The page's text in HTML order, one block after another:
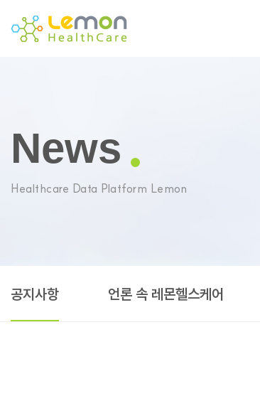
News
Healthcare Data Platform Lemon
공지사항 언론 속 레몬헬스케어